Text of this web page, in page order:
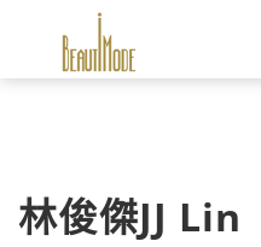
林俊傑JJ Lin